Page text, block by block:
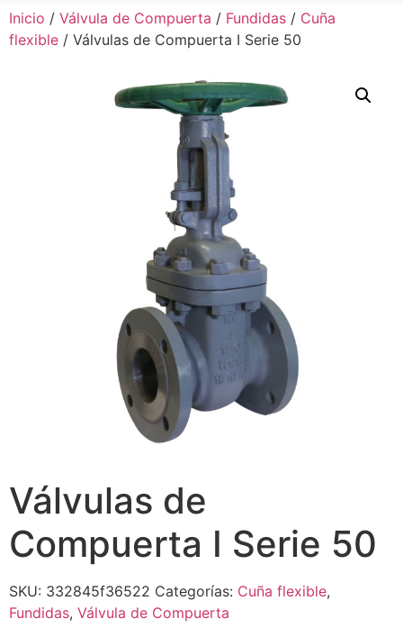
Inicio / Válvula de Compuerta / Fundidas / Cuña
flexible / Válvulas de Compuerta I Serie 50
Válvulas de
Compuerta I Serie 50
SKU: 332845f36522 Categorías: Cuña flexible,
Fundidas, Válvula de Compuerta